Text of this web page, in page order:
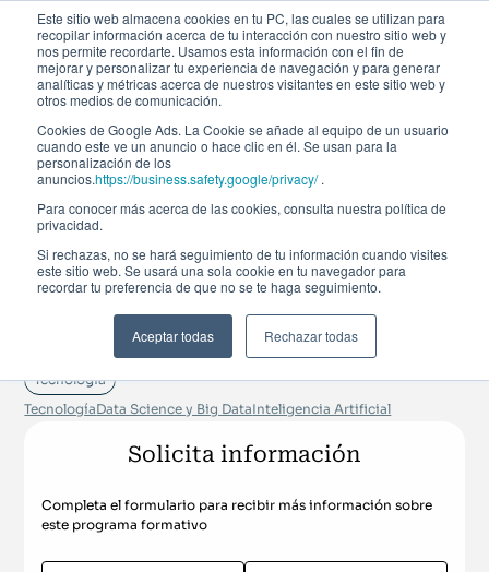
Este sitio web almacena cookies en tu PC, las cuales se utilizan para
recopilar información acerca de tu interacción con nuestro sitio web y
nos permite recordarte. Usamos esta información con el fin de
mejorar y personalizar tu experiencia de navegación y para generar
analíticas y métricas acerca de nuestros visitantes en este sitio web y
otros medios de comunicación.
Cookies de Google Ads. La Cookie se añade al equipo de un usuario
cuando este ve un anuncio o hace clic en él. Se usan para la
personalización de los
anuncios.https://business.safety.google/privacy/.
Para conocer más acerca de las cookies, consulta nuestra política de
privacidad.
Si rechazas, no se hará seguimiento de tu información cuando visites
este sitio web. Se usará una sola cookie en tu navegador para
recordar tu preferencia de que no se te haga seguimiento.
Aceptar todas Rechazar todas
Curso de especialización
Data Analytics y Data
Science Basic
Próxima realización
Tecnología
TecnologíaData Science y Big DataInteligencia Artificial
Solicita información
Completa el formulario para recibir más información sobre
este programa formativo